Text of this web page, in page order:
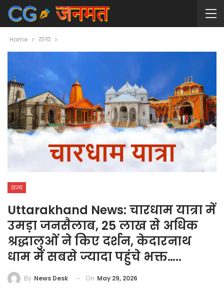
Home राज्य
राज्य
Uttarakhand News: चारधाम यात्रा में
उमड़ा जनसैलाब, 25 लाख से अधिक
श्रद्धालुओं ने किए दर्शन, केदारनाथ
धाम में सबसे ज्यादा पहुंचे भक्त…..
By News Desk On May 29, 2026